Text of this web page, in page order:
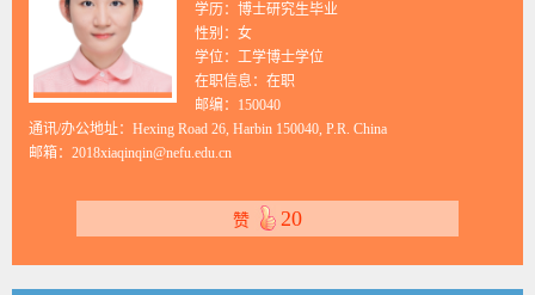
学历：博士研究生毕业
性别：女
学位：工学博士学位
在职信息：在职
邮编： 150040
通讯/办公地址： Hexing Road 26, Harbin 150040, P.R. China
邮箱： 2018xiaqinqin@nefu.edu.cn
赞 20